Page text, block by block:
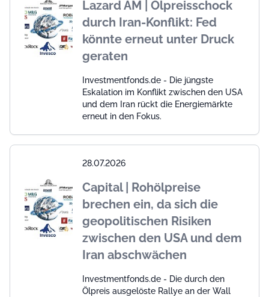
Lazard AM | Ölpreisschock
durch Iran-Konflikt: Fed
könnte erneut unter Druck
geraten
Investmentfonds.de - Die jüngste
Eskalation im Konflikt zwischen den USA
und dem Iran rückt die Energiemärkte
erneut in den Fokus.
28.07.2026
Capital | Rohölpreise
brechen ein, da sich die
geopolitischen Risiken
zwischen den USA und dem
Iran abschwächen
Investmentfonds.de - Die durch den
Ölpreis ausgelöste Rallye an der Wall